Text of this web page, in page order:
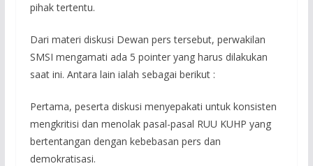
pihak tertentu.
Dari materi diskusi Dewan pers tersebut, perwakilan
SMSI mengamati ada 5 pointer yang harus dilakukan
saat ini. Antara lain ialah sebagai berikut :
Pertama, peserta diskusi menyepakati untuk konsisten
mengkritisi dan menolak pasal-pasal RUU KUHP yang
bertentangan dengan kebebasan pers dan
demokratisasi.